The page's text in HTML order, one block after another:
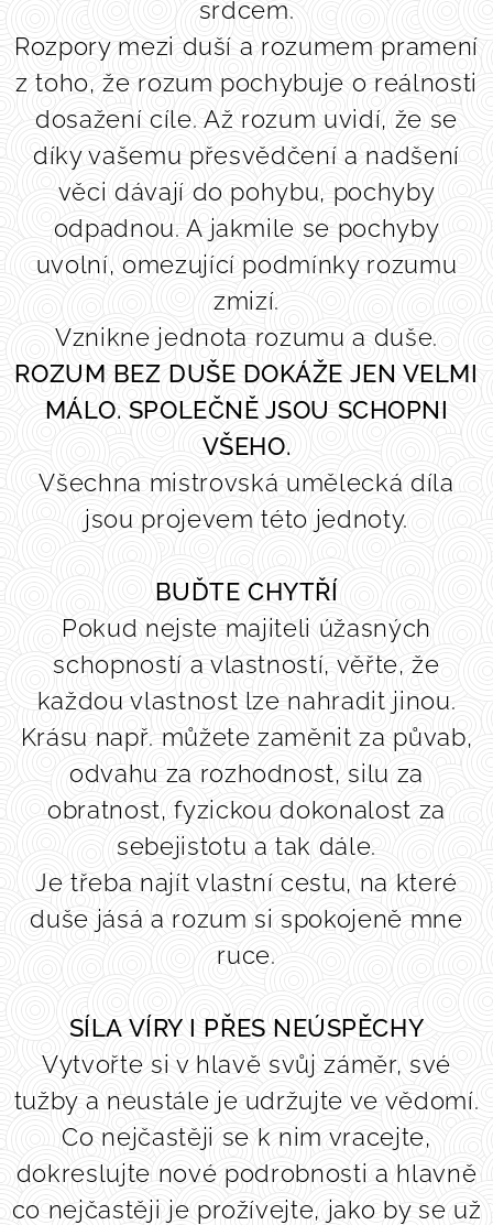
srdcem.
Rozpory mezi duší a rozumem pramení
z toho, že rozum pochybuje o reálnosti
dosažení cíle. Až rozum uvidí, že se
díky vašemu přesvědčení a nadšení
věci dávají do pohybu, pochyby
odpadnou. A jakmile se pochyby
uvolní, omezující podmínky rozumu
zmizí.
Vznikne jednota rozumu a duše.
ROZUM BEZ DUŠE DOKÁŽE JEN VELMI
MÁLO. SPOLEČNĚ JSOU SCHOPNI
VŠEHO.
Všechna mistrovská umělecká díla
jsou projevem této jednoty.
BUĎTE CHYTŘÍ
Pokud nejste majiteli úžasných
schopností a vlastností, věřte, že
každou vlastnost lze nahradit jinou.
Krásu např. můžete zaměnit za půvab,
odvahu za rozhodnost, silu za
obratnost, fyzickou dokonalost za
sebejistotu a tak dále.
Je třeba najít vlastní cestu, na které
duše jásá a rozum si spokojeně mne
ruce.
SÍLA VÍRY I PŘES NEÚSPĚCHY
Vytvořte si v hlavě svůj záměr, své
tužby a neustále je udržujte ve vědomí.
Co nejčastěji se k nim vracejte,
dokreslujte nové podrobnosti a hlavně
co nejčastěji je prožívejte, jako by se už